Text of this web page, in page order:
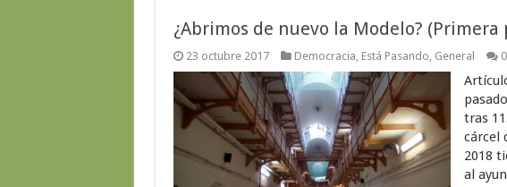
¿Abrimos de nuevo la Modelo? (Primera
23 octubre 2017 Democracia, Está Pasando, General 0
tras
cárcel
2018
al